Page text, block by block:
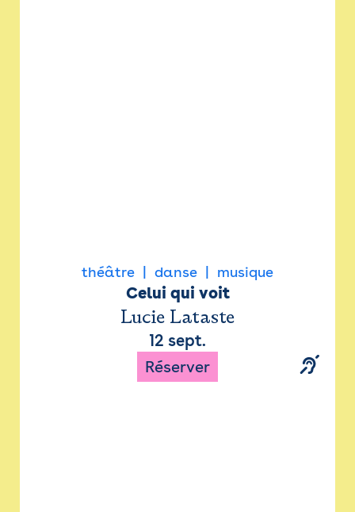
théâtre danse musique
Celui qui voit
Lucie Lataste
12 sept.
Réserver